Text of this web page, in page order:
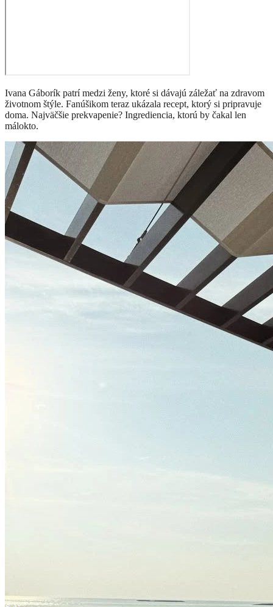
Ivana Gáborík patrí medzi ženy, ktoré si dávajú záležať na zdravom
životnom štýle. Fanúšikom teraz ukázala recept, ktorý si pripravuje
doma. Najväčšie prekvapenie? Ingrediencia, ktorú by čakal len
málokto.